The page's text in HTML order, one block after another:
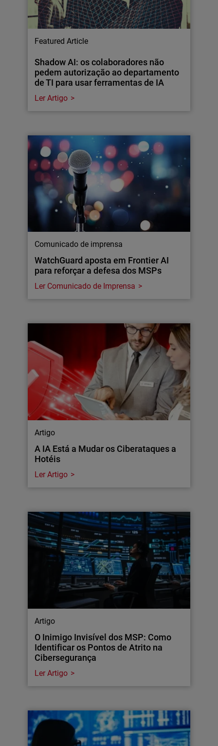
Featured Article
Shadow AI: os colaboradores não
pedem autorização ao departamento
de TI para usar ferramentas de IA
Ler Artigo
Comunicado de imprensa
WatchGuard aposta em Frontier AI
para reforçar a defesa dos MSPs
Ler Comunicado de Imprensa
Artigo
A IA Está a Mudar os Ciberataques a
Hotéis
Ler Artigo
Artigo
O Inimigo Invisível dos MSP: Como
Identificar os Pontos de Atrito na
Cibersegurança
Ler Artigo